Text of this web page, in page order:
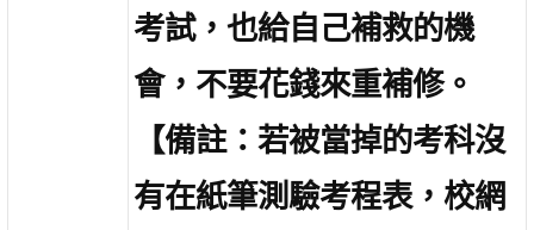
考試，也給自己補救的機
會，不要花錢來重補修。
【備註：若被當掉的考科沒
有在紙筆測驗考程表，校網